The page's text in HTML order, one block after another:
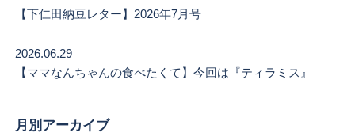
【下仁田納豆レター】2026年7月号
【ママなんちゃんの食べたくて】今回は『ティラミス』
2026.06.29
月別アーカイブ